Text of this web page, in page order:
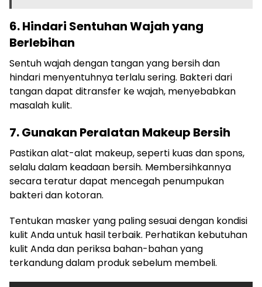
6. Hindari Sentuhan Wajah yang
Berlebihan
Sentuh wajah dengan tangan yang bersih dan
hindari menyentuhnya terlalu sering. Bakteri dari
tangan dapat ditransfer ke wajah, menyebabkan
masalah kulit.
7. Gunakan Peralatan Makeup Bersih
Pastikan alat-alat makeup, seperti kuas dan spons,
selalu dalam keadaan bersih. Membersihkannya
secara teratur dapat mencegah penumpukan
bakteri dan kotoran.
Tentukan masker yang paling sesuai dengan kondisi
kulit Anda untuk hasil terbaik. Perhatikan kebutuhan
kulit Anda dan periksa bahan-bahan yang
terkandung dalam produk sebelum membeli.